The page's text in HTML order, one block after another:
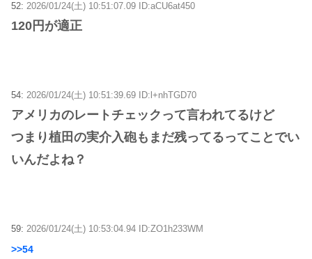
52: 2026/01/24(土) 10:51:07.09 ID:aCU6at450
120円が適正
54: 2026/01/24(土) 10:51:39.69 ID:l+nhTGD70
アメリカのレートチェックって言われてるけど
つまり植田の実介入砲もまだ残ってるってことでい
いんだよね？
59: 2026/01/24(土) 10:53:04.94 ID:ZO1h233WM
>>54